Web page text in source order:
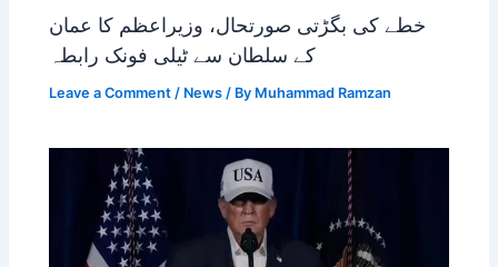
خطے کی بگڑتی صورتحال، وزیراعظم کا عمان
کے سلطان سے ٹیلی فونک رابطہ
Leave a Comment / News / By Muhammad Ramzan